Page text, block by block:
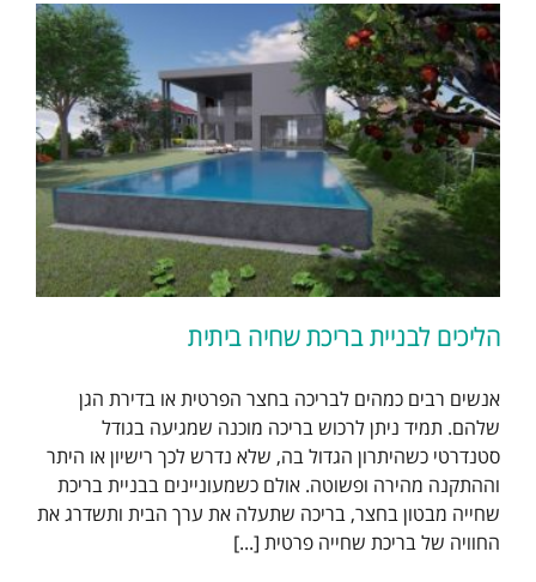
הליכים לבניית בריכת שחיה ביתית
אנשים רבים כמהים לבריכה בחצר הפרטית או בדירת הגן
שלהם. תמיד ניתן לרכוש בריכה מוכנה שמגיעה בגודל
סטנדרטי כשהיתרון הגדול בה, שלא נדרש לכך רישיון או היתר
וההתקנה מהירה ופשוטה. אולם כשמעוניינים בבניית בריכת
שחייה מבטון בחצר, בריכה שתעלה את ערך הבית ותשדרג את
החוויה של בריכת שחייה פרטית [...]